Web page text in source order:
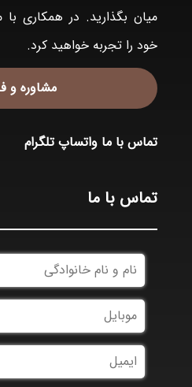
میان بگذارید. در همکاری
خود را تجربه خواهید کرد.
مشاوره و
تماس با ما واتساپ تلگرام
تماس با ما